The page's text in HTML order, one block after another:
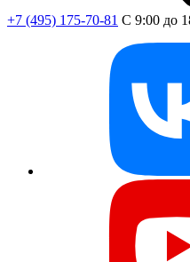
+7 (495) 175-70-81 C 9:00 до